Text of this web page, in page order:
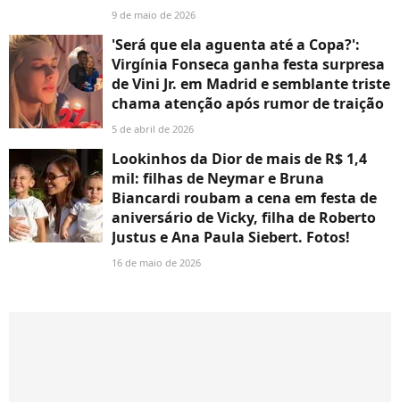
9 de maio de 2026
'Será que ela aguenta até a Copa?':
Virgínia Fonseca ganha festa surpresa
de Vini Jr. em Madrid e semblante triste
chama atenção após rumor de traição
5 de abril de 2026
Lookinhos da Dior de mais de R$ 1,4
mil: filhas de Neymar e Bruna
Biancardi roubam a cena em festa de
aniversário de Vicky, filha de Roberto
Justus e Ana Paula Siebert. Fotos!
16 de maio de 2026